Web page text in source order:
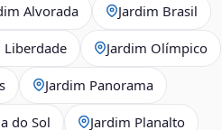
Alvorada Jardim Brasil
Liberdade Jardim Olímpico
Jardim Panorama
do Sol Jardim Planalto